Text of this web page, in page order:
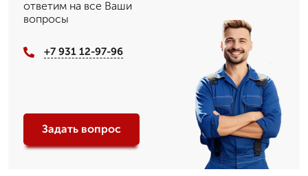
ответим на все Ваши
вопросы
+7 931 12-97-96
Задать вопрос